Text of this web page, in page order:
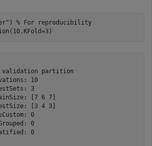
) % For reproducibility
validation partition
10
3
[7 6 7]
[3 4 3]
0
0
0